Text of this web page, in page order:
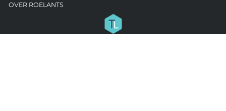
OVER ROELANTS